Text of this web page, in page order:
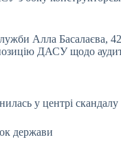
Алла Басалаєва,
позицію ДАСУ щодо
у центрі скандалу
держави